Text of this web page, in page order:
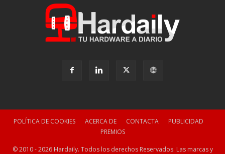
POLÍTICA DE COOKIES ACERCA DE CONTACTA
PUBLICIDAD
PREMIOS
© 2010 - 2026 Hardaily. Todos los derechos Reservados. Las marcas y